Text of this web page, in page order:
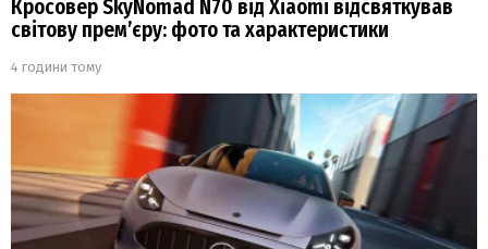
Кросовер SkyNomad N70 від Xiaomi відсвяткував
світову прем’єру: фото та характеристики
4 години тому